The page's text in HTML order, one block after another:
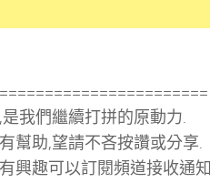
我們繼續打拼的原動力.
幫助,望請不吝按讚或分享.
興趣可以訂閱頻道接收通知